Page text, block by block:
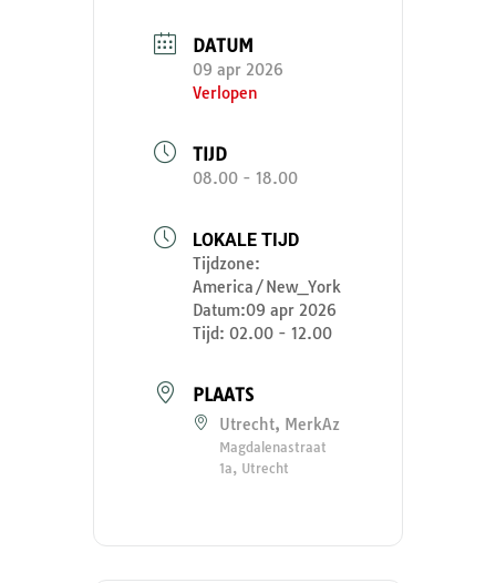
DATUM
09 apr 2026
Verlopen
TIJD
08.00 - 18.00
LOKALE TIJD
Tijdzone:
America/New_York
Datum:09 apr 2026
Tijd: 02.00 - 12.00
PLAATS
Utrecht, MerkAz
Magdalenastraat
1a, Utrecht